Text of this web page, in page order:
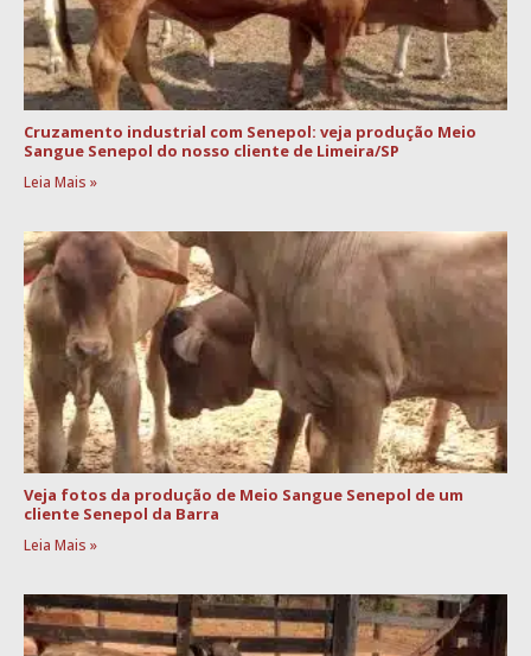
Cruzamento industrial com Senepol: veja produção Meio
Sangue Senepol do nosso cliente de Limeira/SP
Leia Mais »
Veja fotos da produção de Meio Sangue Senepol de um
cliente Senepol da Barra
Leia Mais »